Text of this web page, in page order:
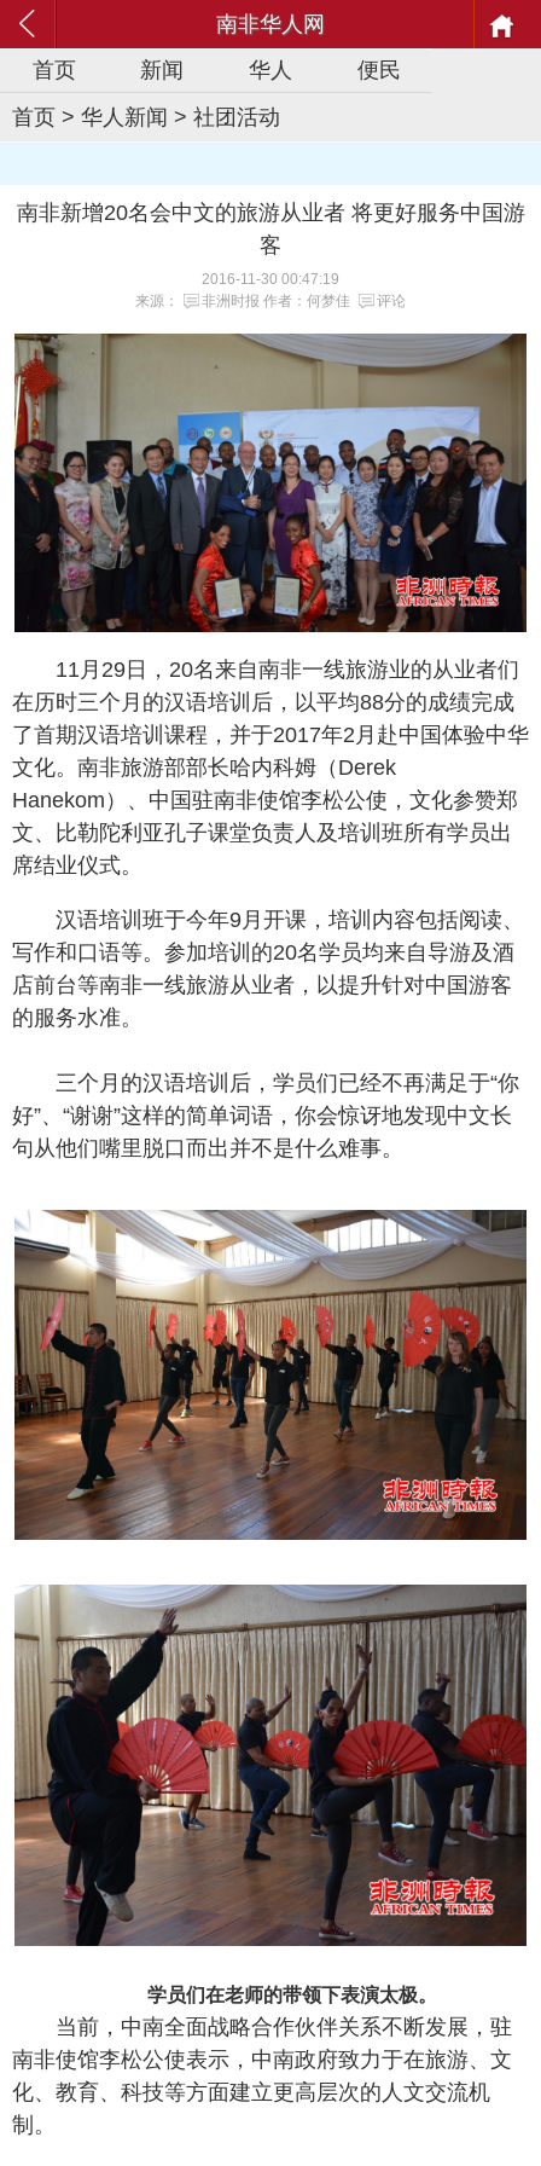
南非华人网
首页
新闻 华人
便民
首页 > 华人新闻 > 社团活动
南非新增20名会中文的旅游从业者 将更好服务中国游
客
2016-11-30 00:47:19
来源：
非洲时报 作者：何梦佳 评论
11月29日，20名来自南非一线旅游业的从业者们
在历时三个月的汉语培训后，以平均88分的成绩完成
了首期汉语培训课程，并于2017年2月赴中国体验中华
文化。南非旅游部部长哈内科姆（Derek
Hanekom）、中国驻南非使馆李松公使，文化参赞郑
文、比勒陀利亚孔子课堂负责人及培训班所有学员出
席结业仪式。
汉语培训班于今年9月开课，培训内容包括阅读、
写作和口语等。参加培训的20名学员均来自导游及酒
店前台等南非一线旅游从业者，以提升针对中国游客
的服务水准。
三个月的汉语培训后，学员们已经不再满足于“你
好”、“谢谢”这样的简单词语，你会惊讶地发现中文长
句从他们嘴里脱口而出并不是什么难事。
学员们在老师的带领下表演太极。
当前，中南全面战略合作伙伴关系不断发展，驻
南非使馆李松公使表示，中南政府致力于在旅游、文
化、教育、科技等方面建立更高层次的人文交流机
制。